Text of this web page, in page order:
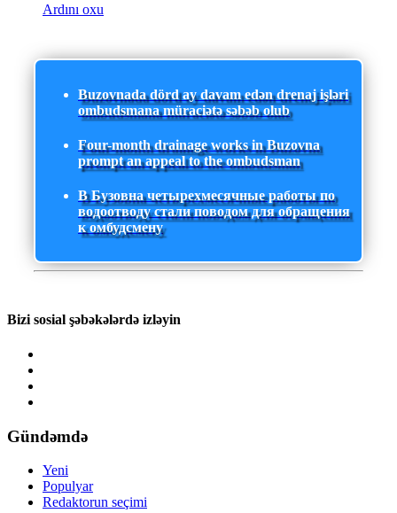
Ardını oxu
Buzovnada dörd ay davam edən drenaj işləri
ombudsmana müraciətə səbəb olub
Four-month drainage works in Buzovna
prompt an appeal to the ombudsman
В Бузовна четырехмесячные работы по
водоотводу стали поводом для обращения
к омбудсмену
Bizi sosial şəbəkələrdə izləyin
Gündəmdə
Yeni
Populyar
Redaktorun seçimi